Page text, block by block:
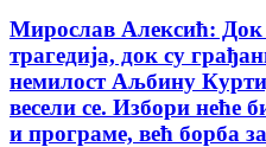
Мирослав Алексић: Док
трагедија, док су
немилост Аљбину
весели се. Избори неће
и програме, већ борба